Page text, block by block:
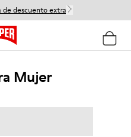
de descuento extra
Mujer